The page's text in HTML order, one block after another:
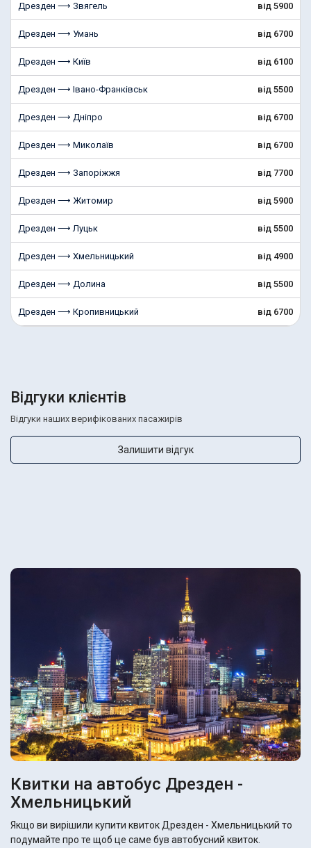
Дрезден ⟶ Звягель від 5900
Дрезден ⟶ Умань від 6700
Дрезден ⟶ Київ від 6100
Дрезден ⟶ Івано-Франківськ від 5500
Дрезден ⟶ Дніпро від 6700
Дрезден ⟶ Миколаїв від 6700
Дрезден ⟶ Запоріжжя від 7700
Дрезден ⟶ Житомир від 5900
Дрезден ⟶ Луцьк від 5500
Дрезден ⟶ Хмельницький від 4900
Дрезден ⟶ Долина від 5500
Дрезден ⟶ Кропивницький від 6700
Відгуки клієнтів
Відгуки наших верифікованих пасажирів
Залишити відгук
Квитки на автобус Дрезден -
Хмельницький
Якщо ви вирішили купити квиток Дрезден - Хмельницький то
подумайте про те щоб це саме був автобусний квиток.